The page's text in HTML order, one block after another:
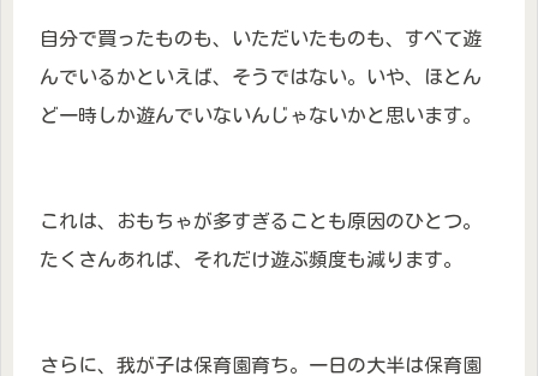
自分で買ったものも、いただいたものも、すべて遊
んでいるかといえば、そうではない。いや、ほとん
ど一時しか遊んでいないんじゃないかと思います。
これは、おもちゃが多すぎることも原因のひとつ。
たくさんあれば、それだけ遊ぶ頻度も減ります。
さらに、我が子は保育園育ち。一日の大半は保育園